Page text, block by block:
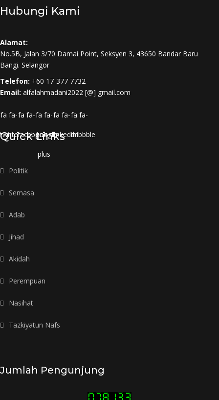
Hubungi Kami
Alamat:
No.5B, Jalan 3/70 Damai Point, Seksyen 3, 43650 Bandar Baru
Bangi. Selangor
Telefon: +60 17-377 7732
Email: alfalahmadani2022 [@] gmail.com
fa fa-
twitter
fa fa-
facebook
fa fa-
google-
plus
fa fa-
linkedin
fa fa-
dribbble
Quick Links
Politik
Semasa
Adab
Jihad
Akidah
Perempuan
Nasihat
Tazkiyatun Nafs
Jumlah Pengunjung